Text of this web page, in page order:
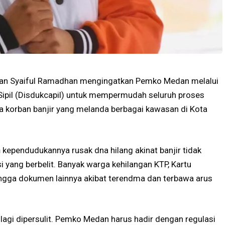
Syaiful Ramadhan mengingatkan Pemko Medan melalui
(Disdukcapil) untuk mempermudah seluruh proses
banjir yang melanda berbagai kawasan di Kota
rusak dna hilang akinat banjir tidak
berbelit. Banyak warga kehilangan KTP, Kartu
dokumen lainnya akibat terendma dan terbawa arus
dipersulit. Pemko Medan harus hadir dengan regulasi